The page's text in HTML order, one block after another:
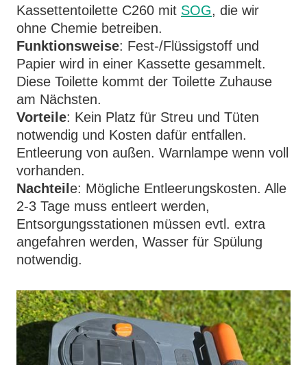
Kassettentoilette C260 mit SOG, die wir
ohne Chemie betreiben.
Funktionsweise: Fest-/Flüssigstoff und
Papier wird in einer Kassette gesammelt.
Diese Toilette kommt der Toilette Zuhause
am Nächsten.
Vorteile: Kein Platz für Streu und Tüten
notwendig und Kosten dafür entfallen.
Entleerung von außen. Warnlampe wenn voll
vorhanden.
Nachteil e: Mögliche Entleerungskosten. Alle
2-3 Tage muss entleert werden,
Entsorgungsstationen müssen evtl. extra
angefahren werden, Wasser für Spülung
notwendig.